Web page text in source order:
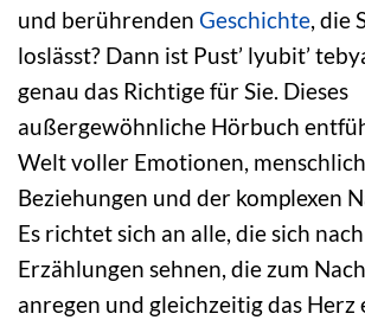
und berührenden Geschichte, die
loslässt? Dann ist Pust’ lyubit’
genau das Richtige für Sie. Dieses
außergewöhnliche Hörbuch
Welt voller Emotionen,
Beziehungen und der komplexen
Es richtet sich an alle, die sich
Erzählungen sehnen, die zum
anregen und gleichzeitig das Herz